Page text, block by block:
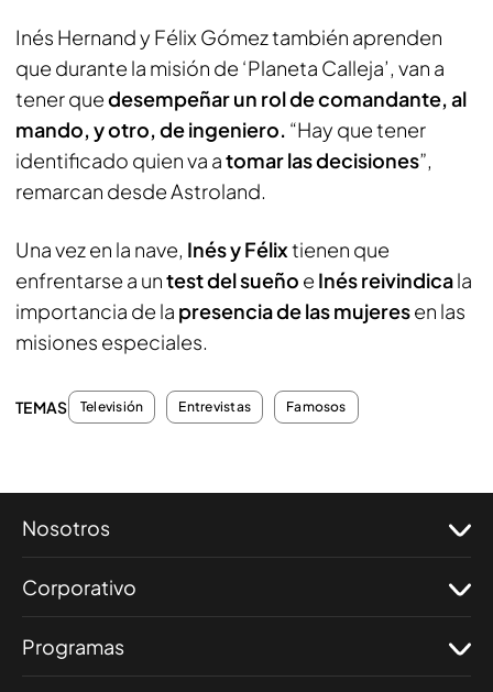
Inés Hernand y Félix Gómez también aprenden
que durante la misión de ‘Planeta Calleja’, van a
tener quedesempeñar un rol de comandante, al
mando, y otro, de ingeniero. “Hay que tener
identificado quien va atomar las decisiones”,
remarcan desde Astroland.
Una vez en la nave, Inés y Félixtienen que
enfrentarse a untest del sueño e Inés reivindicala
importancia de la presencia de las mujeresen las
misiones especiales.
TEMAS Televisión Entrevistas Famosos
Nosotros
Corporativo
Programas